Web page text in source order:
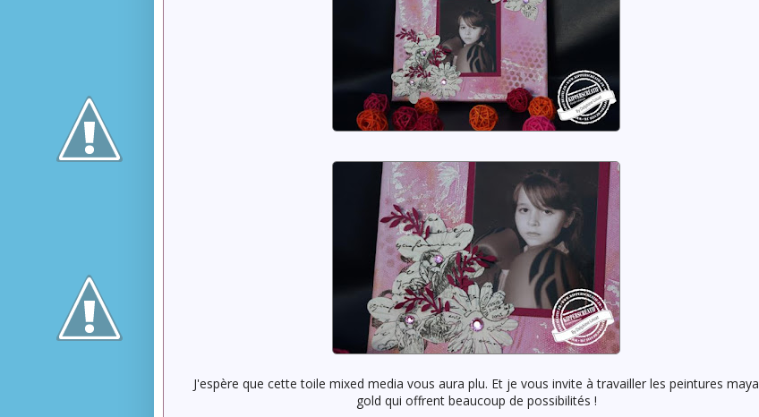
J'espère que cette toile mixed media vous aura plu. Et je vous invite à travailler les peintures maya
gold qui offrent beaucoup de possibilités !